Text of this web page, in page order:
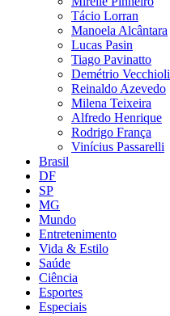
Tácio Lorran
Manoela Alcântara
Lucas Pasin
Tiago Pavinatto
Demétrio Vecchioli
Reinaldo Azevedo
Milena Teixeira
Alfredo Henrique
Rodrigo França
Vinícius Passarelli
Brasil
DF
SP
MG
Mundo
Entretenimento
Vida & Estilo
Saúde
Ciência
Esportes
Especiais